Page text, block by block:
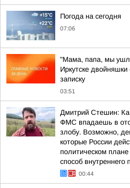
Погода на сегодня
07:06
"Мама, папа, мы
Иркутске
записку
03:51
Дмитрий Стешин:
ФМС впадаешь в
злобу. Возможно,
которые России
политическом
способ внутреннего
00:44